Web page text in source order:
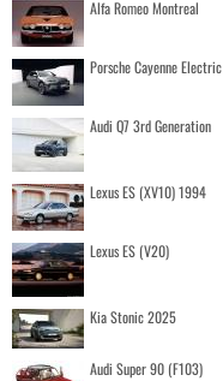
Alfa Romeo Montreal
Porsche Cayenne Electric
Audi Q7 3rd Generation
Lexus ES (XV10) 1994
Lexus ES (V20)
Kia Stonic 2025
Audi Super 90 (F103)